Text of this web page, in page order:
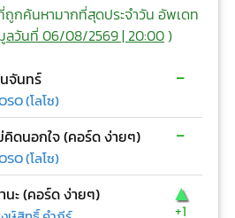
กค้นหามากที่สุดประจำวัน อัพเดท
ลวันที่ 06/08/2569 | 20:00)
จันทร์
(โลโซ)
-
คิดนอกใจ (คอร์ด ง่ายๆ)
(โลโซ)
-
นะ (คอร์ด ง่ายๆ) ▲
+1